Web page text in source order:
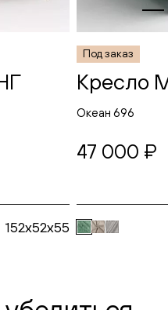
152x52x55
Кресло
Под заказ
Океан 696
47 000 ₽